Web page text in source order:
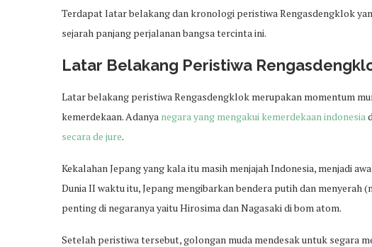
Terdapat latar belakang dan kronologi peristiwa Rengasdengklok
sejarah panjang perjalanan bangsa tercinta ini.
Latar Belakang Peristiwa
Latar belakang peristiwa Rengasdengklok merupakan momentum
kemerdekaan. Adanya negara yang mengakui kemerdekaan indonesia
secara de jure.
Kekalahan Jepang yang kala itu masih menjajah Indonesia, menjadi
Dunia II waktu itu, Jepang mengibarkan bendera putih dan
penting di negaranya yaitu Hirosima dan Nagasaki di bom atom.
Setelah peristiwa tersebut, golongan muda mendesak untuk segara